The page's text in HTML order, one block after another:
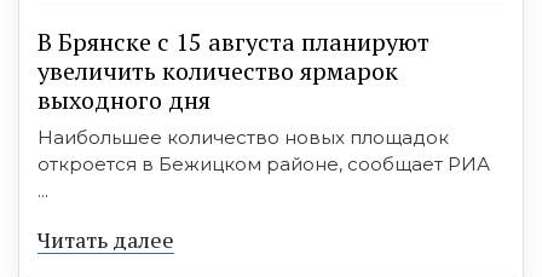
В Брянске с 15 августа планируют
увеличить количество ярмарок
выходного дня
Наибольшее количество новых площадок
откроется в Бежицком районе, сообщает РИА
...
Читать далее